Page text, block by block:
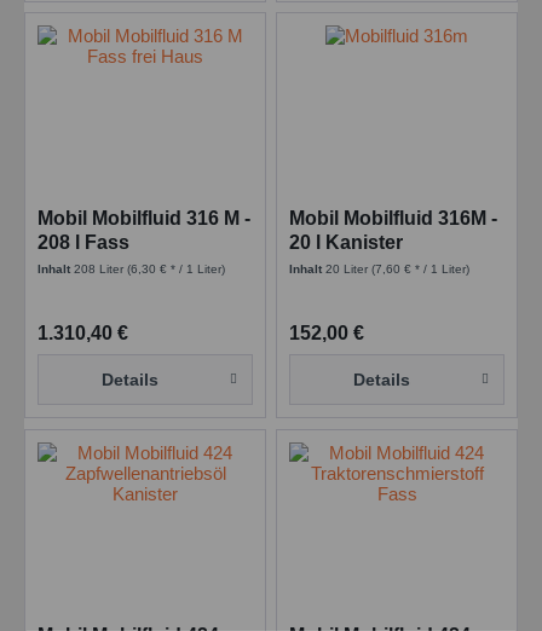
Mobil Mobilfluid 316 M -
208 l Fass
Inhalt208 Liter(6,30 € * / 1 Liter)
1.310,40 €
Details
Mobil Mobilfluid 316M -
20 l Kanister
Inhalt20 Liter(7,60 € * / 1 Liter)
152,00 €
Details